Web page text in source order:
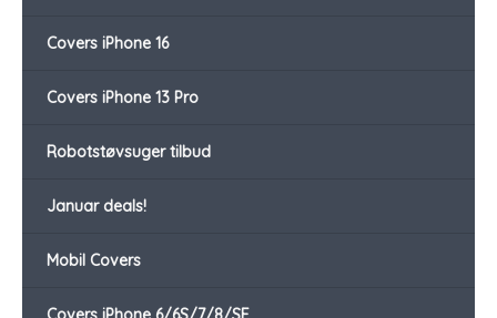
Covers iPhone 16
Covers iPhone 13 Pro
Robotstøvsuger tilbud
Januar deals!
Mobil Covers